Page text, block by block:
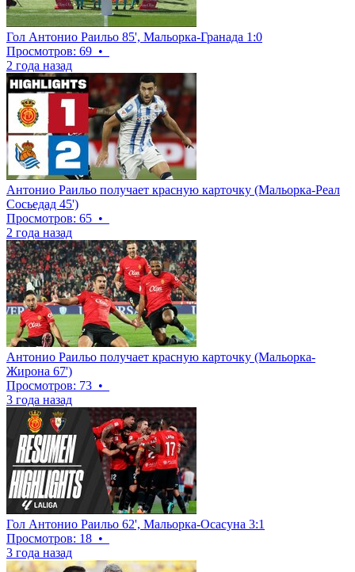
Гол Антонио Раильо 85', Мальорка-Гранада 1:0
Просмотров: 69 •
2 года назад
Антонио Раильо получает красную карточку (Мальорка-Реал
Сосьедад 45')
Просмотров: 65 •
2 года назад
Антонио Раильо получает красную карточку (Мальорка-
Жирона 67')
Просмотров: 73 •
3 года назад
Гол Антонио Раильо 62', Мальорка-Осасуна 3:1
Просмотров: 18 •
3 года назад